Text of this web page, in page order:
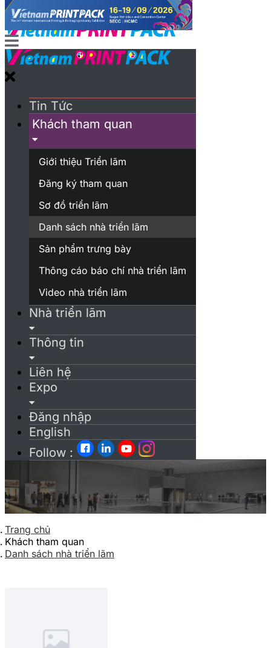
Tin Tức
Khách tham quan
Giới thiệu Triển lãm
Đăng ký tham quan
Sơ đồ triển lãm
Danh sách nhà triển lãm
Sản phẩm trưng bày
Thông cáo báo chí nhà triển lãm
Video nhà triển lãm
Nhà triển lãm
Thông tin
Liên hệ
Expo
Đăng nhập
English
Follow :
Trang chủ
Khách tham quan
Danh sách nhà triển lãm